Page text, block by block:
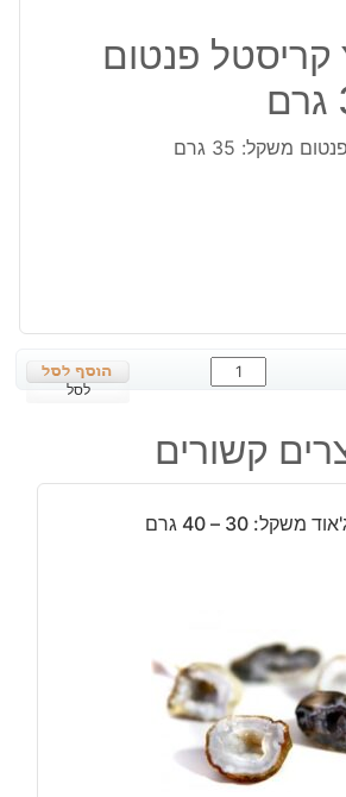
קריסטל פנטום
משקל: 35 גרם
כמות
של
קוורץ
קריסטל
משקל:
לסל
קשורים
משקל: 30 – 40 גרם